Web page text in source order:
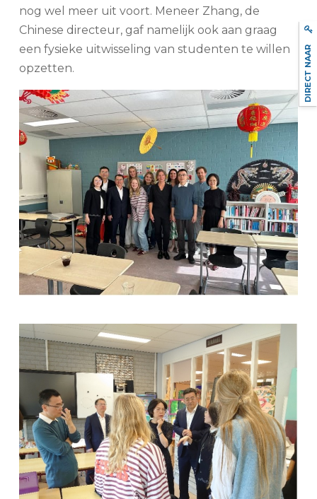
nog wel meer uit voort. Meneer Zhang, de
Chinese directeur, gaf namelijk ook aan graag
een fysieke uitwisseling van studenten te willen
opzetten.
DIRECT NAAR